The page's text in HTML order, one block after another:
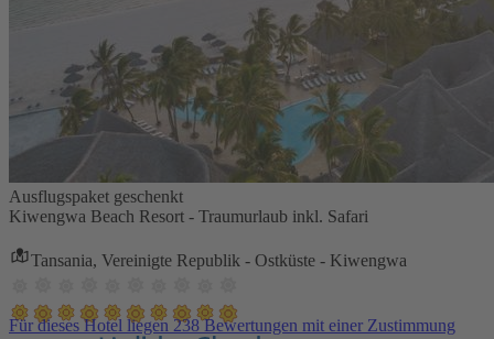
Ausflugspaket geschenkt
Kiwengwa Beach Resort - Traumurlaub inkl. Safari
Tansania, Vereinigte Republik - Ostküste - Kiwengwa
Für dieses Hotel liegen 238 Bewertungen mit einer Zustimmung